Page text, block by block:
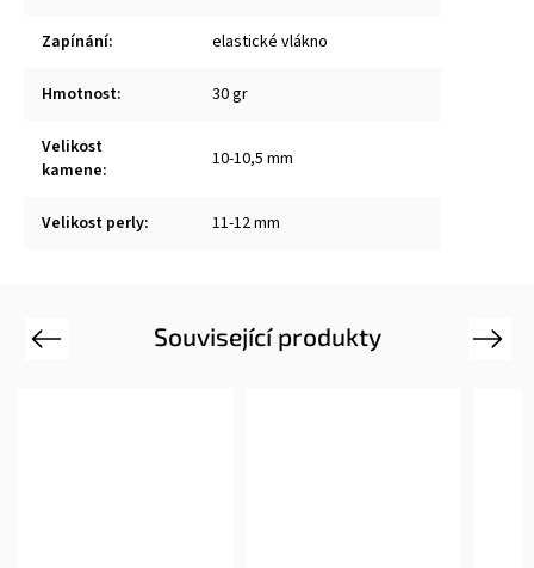
Zapínání: elastické vlákno
Hmotnost: 30 gr
Velikost
kamene: 10-10,5 mm
Velikost perly: 11-12 mm
Související produkty
Previous Next